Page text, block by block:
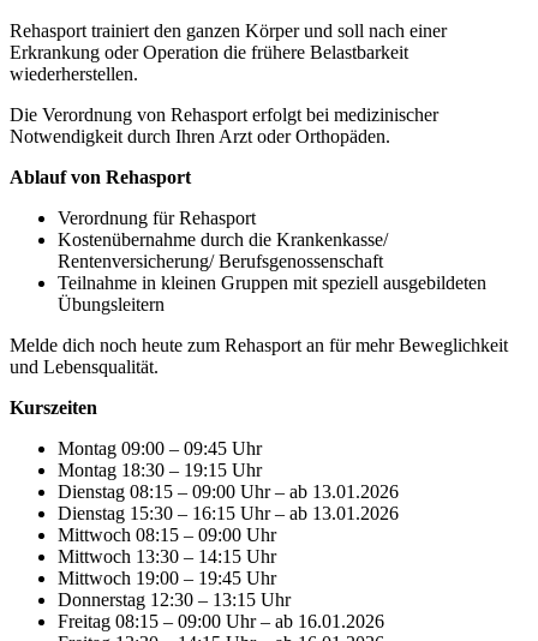
Rehasport trainiert den ganzen Körper und soll nach einer
Erkrankung oder Operation die frühere Belastbarkeit
wiederherstellen.
Die Verordnung von Rehasport erfolgt bei medizinischer
Notwendigkeit durch Ihren Arzt oder Orthopäden.
Ablauf von Rehasport
Verordnung für Rehasport
Kostenübernahme durch die Krankenkasse/
Rentenversicherung/ Berufsgenossenschaft
Teilnahme in kleinen Gruppen mit speziell ausgebildeten
Übungsleitern
Melde dich noch heute zum Rehasport an für mehr Beweglichkeit
und Lebensqualität.
Kurszeiten
Montag 09:00 – 09:45 Uhr
Montag 18:30 – 19:15 Uhr
Dienstag 08:15 – 09:00 Uhr – ab 13.01.2026
Dienstag 15:30 – 16:15 Uhr – ab 13.01.2026
Mittwoch 08:15 – 09:00 Uhr
Mittwoch 13:30 – 14:15 Uhr
Mittwoch 19:00 – 19:45 Uhr
Donnerstag 12:30 – 13:15 Uhr
Freitag 08:15 – 09:00 Uhr – ab 16.01.2026